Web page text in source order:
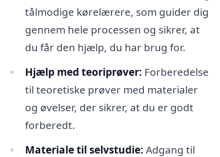
tålmodige kørelærere, som guider dig
gennem hele processen og sikrer, at
du får den hjælp, du har brug for.
Hjælp med teoriprøver: Forberedelse
til teoretiske prøver med materialer
og øvelser, der sikrer, at du er godt
forberedt.
Materiale til selvstudie: Adgang til